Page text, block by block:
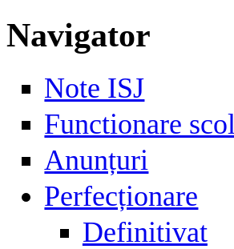
Navigator
Note ISJ
Functionare
Anunțuri
Perfecționare
Definitivat